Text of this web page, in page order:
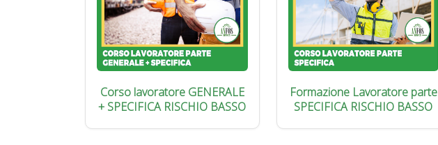
Corso lavoratore GENERALE
+ SPECIFICA RISCHIO BASSO
Formazione Lavoratore parte
SPECIFICA RISCHIO BASSO